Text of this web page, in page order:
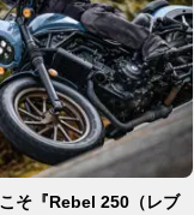
そ『Rebel 250（レブ